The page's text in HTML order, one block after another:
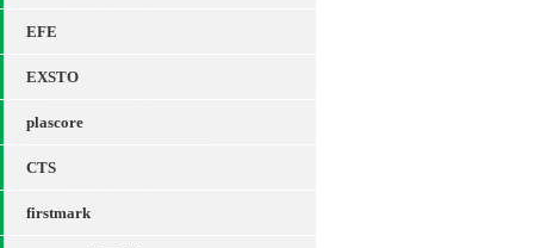
EFE
EXSTO
plascore
CTS
firstmark